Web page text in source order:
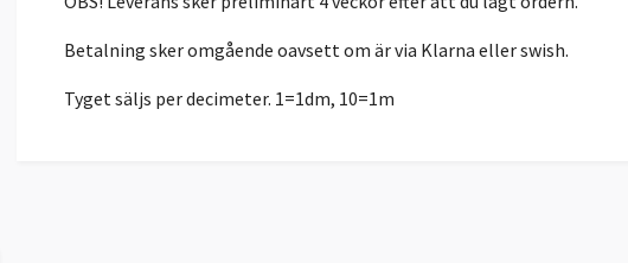
Betalning sker omgående oavsett om är via Klarna eller swish.
Tyget säljs per decimeter. 1=1dm, 10=1m